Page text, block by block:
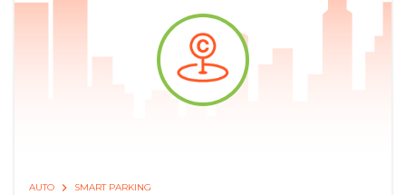
AUTO SMART PARKING